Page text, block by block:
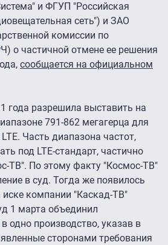
и ФГУП "Российская
сеть") и ЗАО
комиссии по
о частичной отмене ее решения
сообщается на официальном
года разрешила выставить на
791-862 мегагерца для
Часть диапазона частот,
под LTE-стандарт, частично
ТВ". По этому факту "Космос-ТВ"
в суд. Тогда же появилось
компании "Каскад-ТВ"
1 марта объединил
одно производство, указав в
сторонами требования